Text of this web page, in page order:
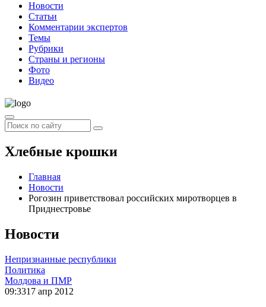
Новости
Статьи
Комментарии экспертов
Темы
Рубрики
Страны и регионы
Фото
Видео
Хлебные крошки
Главная
Новости
Рогозин приветствовал российских миротворцев в
Приднестровье
Новости
Непризнанные республики
Политика
Молдова и ПМР
09:3317 апр 2012